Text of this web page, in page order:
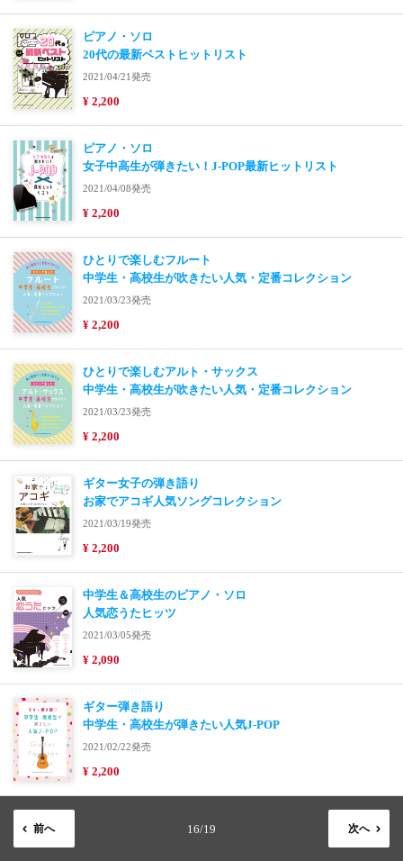
ピアノ・ソロ
20代の最新ベストヒットリスト
2021/04/21発売
¥ 2,200
ピアノ・ソロ
女子中高生が弾きたい！J-POP最新ヒットリスト
2021/04/08発売
¥ 2,200
ひとりで楽しむフルート
中学生・高校生が吹きたい人気・定番コレクション
2021/03/23発売
¥ 2,200
ひとりで楽しむアルト・サックス
中学生・高校生が吹きたい人気・定番コレクション
2021/03/23発売
¥ 2,200
ギター女子の弾き語り
お家でアコギ人気ソングコレクション
2021/03/19発売
¥ 2,200
中学生＆高校生のピアノ・ソロ
人気恋うたヒッツ
2021/03/05発売
¥ 2,090
ギター弾き語り
中学生・高校生が弾きたい人気J-POP
2021/02/22発売
¥ 2,200
前へ 16/19 次へ